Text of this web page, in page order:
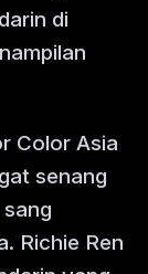
di
Color Asia
senang
Richie Ren